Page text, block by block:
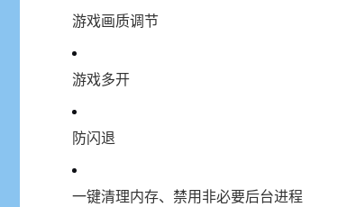
游戏画质调节
游戏多开
防闪退
一键清理内存、禁用非必要后台进程